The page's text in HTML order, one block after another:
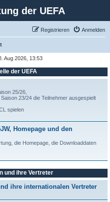
der UEFA
Anmelden
Registrieren
Aug 2026, 13:53
der UEFA
25/26,
23/24 die Teilnehmer ausgespielt
spielen
Homepage und den
die Homepage, die Downloaddaten
und ihre Vertreter
ihre internationalen Vertreter